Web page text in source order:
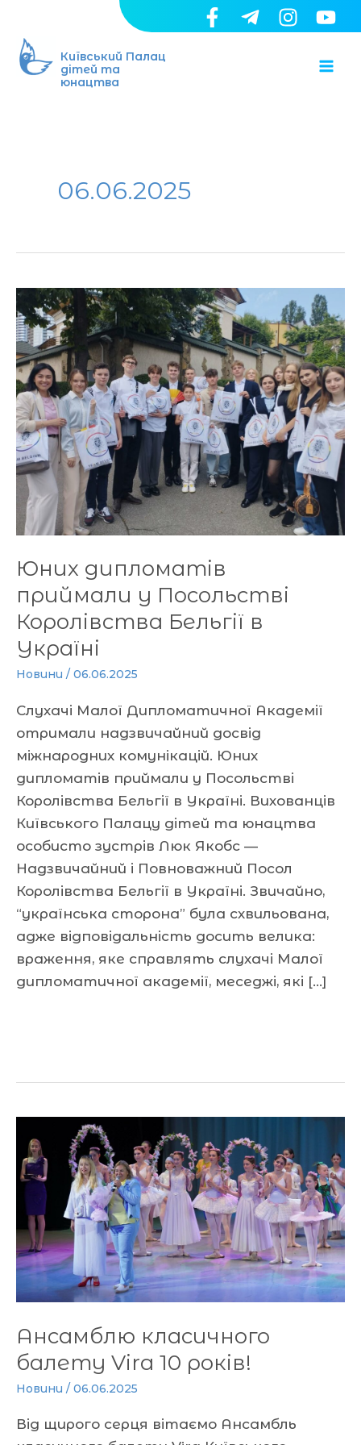
вмісту
Київський Палац
дітей та
юнацтва
06.06.2025
Юних дипломатів
приймали у Посольстві
Королівства Бельгії в
Україні
Новини / 06.06.2025
Слухачі Малої Дипломатичної Академії
отримали надзвичайний досвід
міжнародних комунікацій. Юних
дипломатів приймали у Посольстві
Королівства Бельгії в Україні. Вихованців
Київського Палацу дітей та юнацтва
особисто зустрів Люк Якобс —
Надзвичайний і Повноважний Посол
Королівства Бельгії в Україні. Звичайно,
“українська сторона” була схвильована,
адже відповідальність досить велика:
враження, яке справлять слухачі Малої
дипломатичної академії, меседжі, які […]
Юних
дипломатів
приймали
у
Посольстві
Королівства
Бельгії
в
Україні
Ансамблю класичного
балету Vira 10 років!
Новини / 06.06.2025
Від щирого серця вітаємо Ансамбль
Ансамблю
класичного
балету
Vira
10
років!